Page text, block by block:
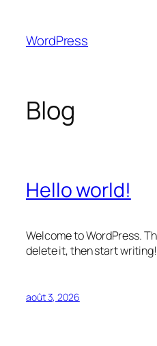
contenu
WordPress
Blog
Hello world!
Welcome to WordPress.
delete it, then start writing!
août 3, 2026